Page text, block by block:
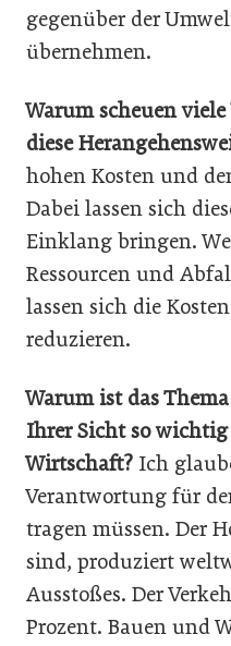
gegenüber der
übernehmen.
Warum scheuen
diese
hohen Kosten und
Dabei lassen sich
Einklang bringen.
Ressourcen und
lassen sich die
reduzieren.
Warum ist das
Ihrer Sicht so
Wirtschaft? Ich
Verantwortung für
tragen müssen. Der
sind, produziert
Ausstoßes. Der
Prozent. Bauen und